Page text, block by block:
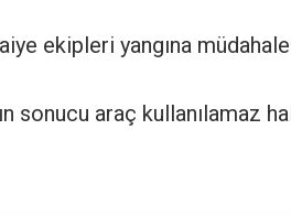
ekipleri yangına
sonucu araç kullanılamaz